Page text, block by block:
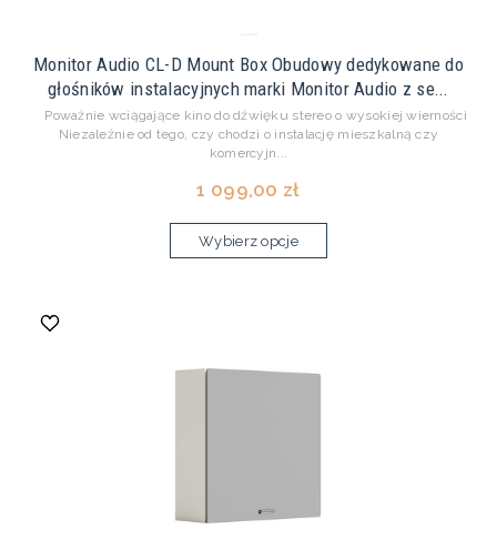
Monitor Audio CL-D Mount Box Obudowy dedykowane do
głośników instalacyjnych marki Monitor Audio z se...
Poważnie wciągające kino do dźwięku stereo o wysokiej wierności
Niezależnie od tego, czy chodzi o instalację mieszkalną czy
komercyjn...
1 099,00 zł
Wybierz opcje